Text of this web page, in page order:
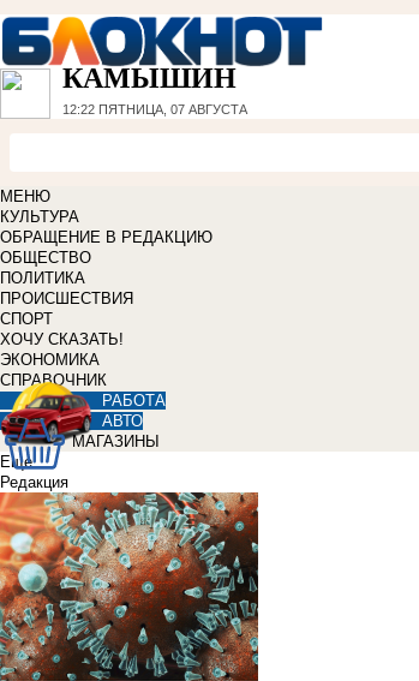
КАМЫШИН
12:22 ПЯТНИЦА, 07 АВГУСТА
МЕНЮ
КУЛЬТУРА
ОБРАЩЕНИЕ В РЕДАКЦИЮ
ОБЩЕСТВО
ПОЛИТИКА
ПРОИСШЕСТВИЯ
СПОРТ
ХОЧУ СКАЗАТЬ!
ЭКОНОМИКА
СПРАВОЧНИК
РАБОТА
АВТО
МАГАЗИНЫ
Еще
Редакция